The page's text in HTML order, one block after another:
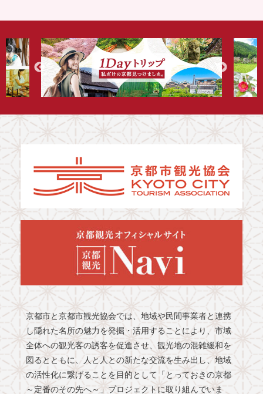
京都市と京都市観光協会では、地域や民間事業者と連携
し隠れた名所の魅力を発掘・活用することにより、市域
全体への観光客の誘客を促進させ、観光地の混雑緩和を
図るとともに、人と人との新たな交流を生み出し、地域
の活性化に繋げることを目的として「とっておきの京都
～定番のその先へ～」プロジェクトに取り組んでいま